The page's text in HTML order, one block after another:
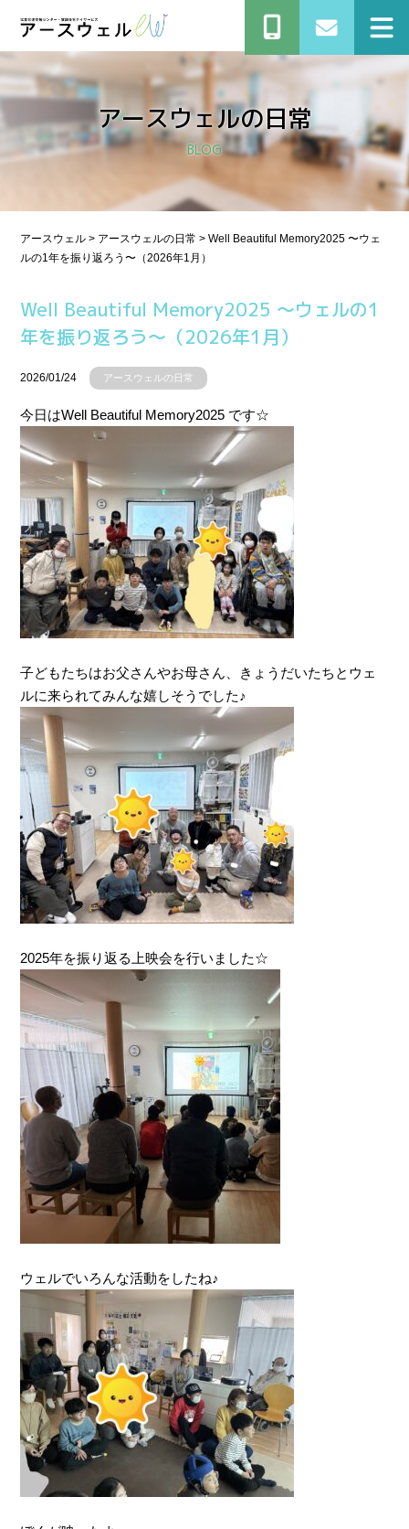
アースウェルの⽇常
BLOG
アースウェル > アースウェルの⽇常 >Well Beautiful Memory2025 〜ウェ
ルの1年を振り返ろう〜（2026年1月）
Well Beautiful Memory2025 〜ウェルの1
年を振り返ろう〜（2026年1月）
2026/01/24 アースウェルの⽇常
今日はWell Beautiful Memory2025 です☆
子どもたちはお父さんやお母さん、きょうだいたちとウェ
ルに来られてみんな嬉しそうでした♪
2025年を振り返る上映会を行いました☆
ウェルでいろんな活動をしたね♪